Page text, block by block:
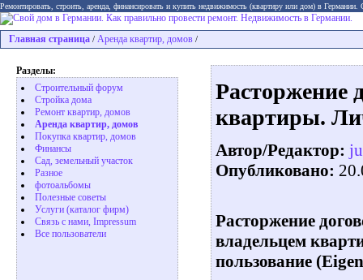
Ремонтировать, строить, аренда, финансировать и купить недвижимость (квартиру или дом) в
Главная страница / Аренда квартир, домов /
Разделы:
Строительный форум
Стройка дома
Ремонт квартир, домов
Аренда квартир, домов
Покупка квартир, домов
Финансы
Сад, земельный участок
Разное
фотоальбомы
Полезные советы
Услуги (каталог фирм)
Связь с нами, Impressum
Все пользователи
Расторжение
квартиры.
Автор/Редактор:
Опубликовано:
Расторжение
владельцем
пользование